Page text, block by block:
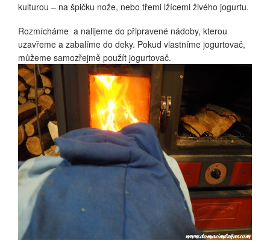
kulturou – na špičku nože, nebo třemi lžícemi živého jogurtu.
Rozmícháme a nalijeme do připravené nádoby, kterou
uzavřeme a zabalíme do deky. Pokud vlastníme jogurtovač,
můžeme samozřejmě použít jogurtovač.